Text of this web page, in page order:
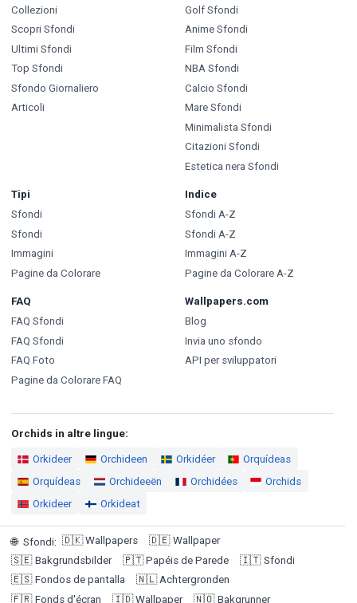
Collezioni
Scopri Sfondi
Ultimi Sfondi
Top Sfondi
Sfondo Giornaliero
Articoli
Golf Sfondi
Anime Sfondi
Film Sfondi
NBA Sfondi
Calcio Sfondi
Mare Sfondi
Minimalista Sfondi
Citazioni Sfondi
Estetica nera Sfondi
Tipi
Sfondi
Sfondi
Immagini
Pagine da Colorare
Indice
Sfondi A-Z
Sfondi A-Z
Immagini A-Z
Pagine da Colorare A-Z
FAQ
FAQ Sfondi
FAQ Sfondi
FAQ Foto
Pagine da Colorare FAQ
Wallpapers.com
Blog
Invia uno sfondo
API per sviluppatori
Orchids in altre lingue:
Orkideer Orchideen Orkidéer
Orquídeas
Orquídeas
Orchideeën Orchidées
Orchids
Orkideer
Orkideat
🌐 Sfondi: 🇩🇰 Wallpapers 🇩🇪 Wallpaper
🇸🇪 Bakgrundsbilder 🇵🇹 Papéis de Parede 🇮🇹 Sfondi
🇪🇸 Fondos de pantalla 🇳🇱 Achtergronden
🇫🇷 Fonds d'écran 🇮🇩 Wallpaper 🇳🇴 Bakgrunner